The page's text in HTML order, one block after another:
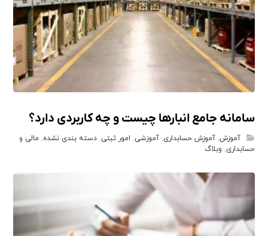
سامانه جامع انبارها چیست و چه کاربردی دارد؟
آموزش,آموزش حسابداری,آموزشی, امور ثبتی,دسته بندی نشده, مالی و
حسابداری, وبلاگ